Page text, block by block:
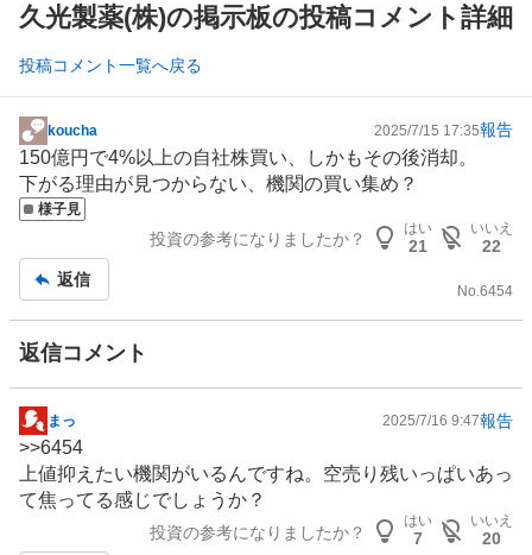
久光製薬(株)の掲示板の投稿コメント詳細
投稿コメント一覧へ戻る
掲
示
板
記
koucha 2025/7/15 17:35報告
150億円で4%以上の自社株買い、しかもその後消却。
下がる理由が見つからない、機関の買い集め？
様子見
投資の参考になりましたか？
はい
21
いいえ
22
返信
No.6454
返信コメント
掲
示
板
記
まっ 2025/7/16 9:47報告
>>6454
上値抑えたい機関がいるんですね。空売り残いっぱいあっ
て焦ってる感じでしょうか？
投資の参考になりましたか？
はい
7
いいえ
20